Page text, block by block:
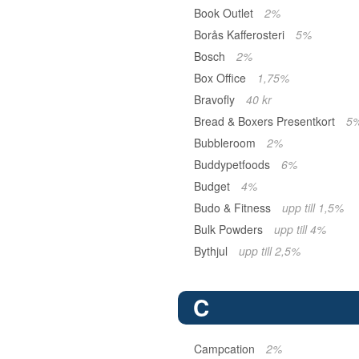
Book Outlet
2%
Borås Kafferosteri
5%
Bosch
2%
Box Office
1,75%
Bravofly
40 kr
Bread & Boxers Presentkort
Bubbleroom
2%
Buddypetfoods
6%
Budget
4%
Budo & Fitness
upp till 1,5%
Bulk Powders
upp till 4%
Bythjul
upp till 2,5%
C
Campcation 2%